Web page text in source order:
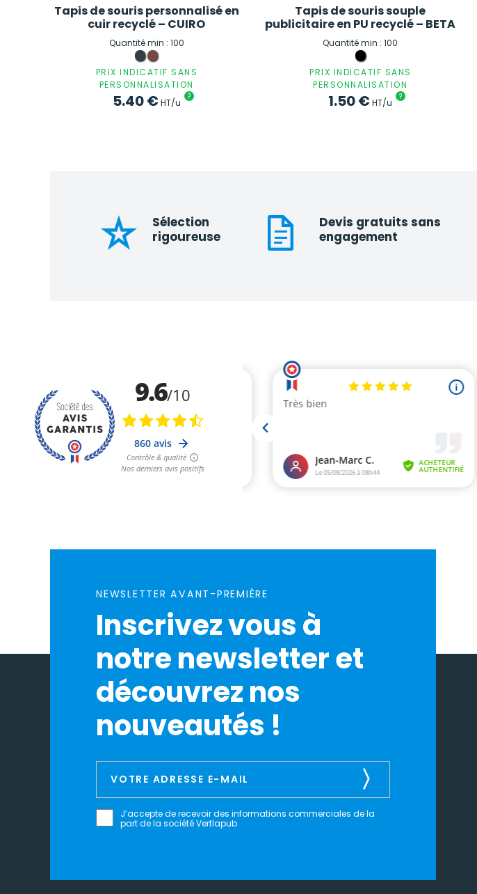
Tapis de souris personnalisé en
cuir recyclé – CUIRO
Quantité min : 100
PRIX INDICATIF SANS
PERSONNALISATION
5.40€HT/u
?
Tapis de souris souple
publicitaire en PU recyclé – BETA
Quantité min : 100
PRIX INDICATIF SANS
PERSONNALISATION
1.50€HT/u
?
Sélection
rigoureuse
Devis gratuits sans
engagement
NEWSLETTER AVANT-PREMIÈRE
Inscrivez vous à
notre newsletter et
découvrez nos
nouveautés !
J’accepte de recevoir des informations commerciales de la
part de la société Vertlapub